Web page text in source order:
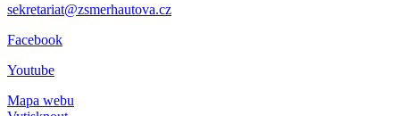
sekretariat@zsmerhautova.cz
Facebook
Youtube
Mapa webu